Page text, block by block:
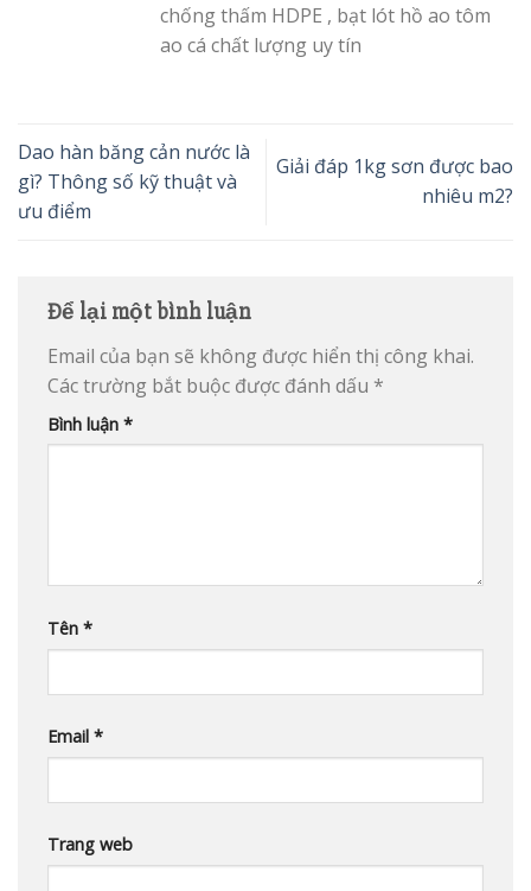
chống thấm HDPE , bạt lót hồ ao tôm
ao cá chất lượng uy tín
Dao hàn băng cản nước là
gì? Thông số kỹ thuật và
ưu điểm
Giải đáp 1kg sơn được bao
nhiêu m2?
Để lại một bình luận
Email của bạn sẽ không được hiển thị công khai.
Các trường bắt buộc được đánh dấu *
Bình luận *
Tên *
Email *
Trang web